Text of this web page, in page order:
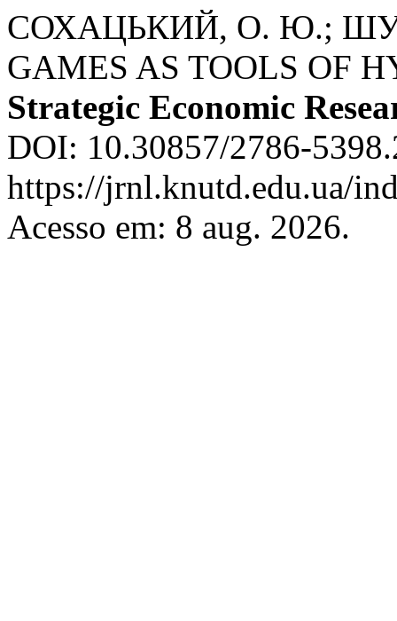
СОХАЦЬКИЙ, О. Ю.;
GAMES AS TOOLS OF
Strategic Economic
DOI: 10.30857/2786-
https://jrnl.knutd.edu.ua/
Acesso em: 8 aug. 2026.